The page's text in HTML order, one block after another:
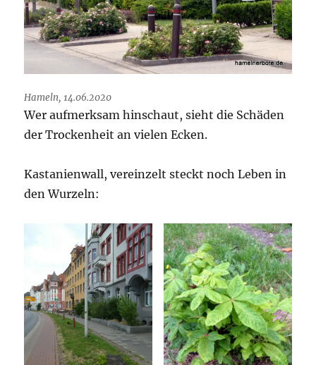
Hameln, 14.06.2020
Wer aufmerksam hinschaut, sieht die Schäden
der Trockenheit an vielen Ecken.
Kastanienwall, vereinzelt steckt noch Leben in
den Wurzeln: